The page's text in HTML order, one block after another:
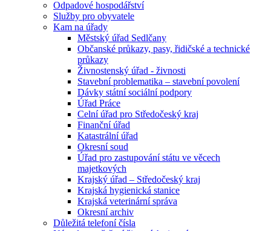
Odpadové hospodářství
Služby pro obyvatele
Kam na úřady
Městský úřad Sedlčany
Občanské průkazy, pasy, řidičské a technické
průkazy
Živnostenský úřad - živnosti
Stavební problematika – stavební povolení
Dávky státní sociální podpory
Úřad Práce
Celní úřad pro Středočeský kraj
Finanční úřad
Katastrální úřad
Okresní soud
Úřad pro zastupování státu ve věcech
majetkových
Krajský úřad – Středočeský kraj
Krajská hygienická stanice
Krajská veterinární správa
Okresní archiv
Důležitá telefoní čísla